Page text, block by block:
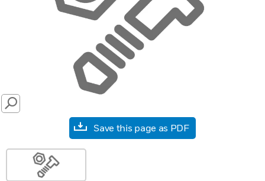
SEARCH
Save this page as PDF